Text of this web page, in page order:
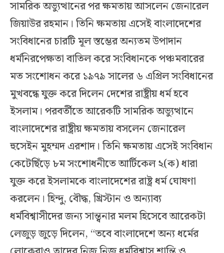
সামরিক অভ্যুত্থানের পর ক্ষমতায় আসলেন জেনারেল
জিয়াউর রহমান। তিনি ক্ষমতায় এসেই বাংলাদেশের
সংবিধানের চারটি মূল স্তম্ভের অন্যতম উপাদান
ধর্মনিরপেক্ষতা বাতিল করে সংবিধানকে পঞ্চমবারের
মত সংশোধন করে ১৯৭৯ সালের ৬ এপ্রিল সংবিধানের
মুখবন্ধে যুক্ত করে দিলেন দেশের রাষ্ট্রীয় ধর্ম হবে
ইসলাম। পরবর্তীতে আরেকটি সামরিক অভ্যুত্থানে
বাংলাদেশের রাষ্ট্রীয় ক্ষমতায় বসলেন জেনারেল
হুসেইন মুহম্মদ এরশাদ। তিনি ক্ষমতায় এসেই সংবিধান
কেটেছিঁড়ে ৮ম সংশোধনীতে আর্টিকেল ২(ক) ধারা
যুক্ত করে ইসলামকে বাংলাদেশের রাষ্ট্র ধর্ম ঘোষণা
করলেন। হিন্দু, বৌদ্ধ, খ্রিস্টান ও অন্যাব্য
ধর্মবিশ্বাসীদের জন্য সান্ত্বনার মলম হিসেবে আরেকটা
লেজুড় জুড়ে দিলেন, “তবে বাংলাদেশে অন্য ধর্মের